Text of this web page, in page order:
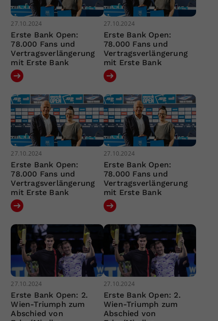
27.10.2024
Erste Bank Open:
78.000 Fans und
Vertragsverlängerung
mit Erste Bank
27.10.2024
Erste Bank Open:
78.000 Fans und
Vertragsverlängerung
mit Erste Bank
27.10.2024
Erste Bank Open:
78.000 Fans und
Vertragsverlängerung
mit Erste Bank
27.10.2024
Erste Bank Open:
78.000 Fans und
Vertragsverlängerung
mit Erste Bank
27.10.2024
Erste Bank Open: 2.
Wien-Triumph zum
Abschied von
27.10.2024
Erste Bank Open: 2.
Wien-Triumph zum
Abschied von